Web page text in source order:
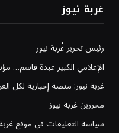
غربة نيوز
رئيس تحرير غُربة نيوز
الإعلامي الكبير عبدة قاسم…
غربة نيوز: منصة إخبارية لكل
محررين غربة نيوز
سياسة التعليقات في موقع